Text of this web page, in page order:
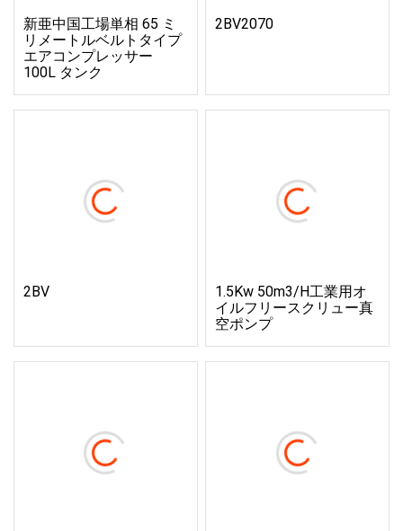
新亜中国工場単相 65 ミ
リメートルベルトタイプ
エアコンプレッサー
100L タンク
2BV2070
2BV
1.5Kw 50m3/h工業用オ
イルフリースクリュー真
空ポンプ